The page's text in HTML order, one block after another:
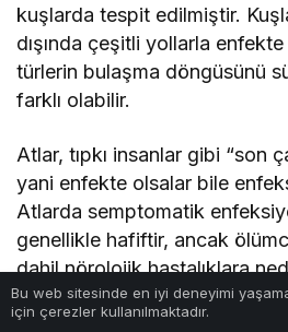
kuşlarda tespit edilmiştir.
dışında çeşitli yollarla
türlerin bulaşma döngüsünü
farklı olabilir.
Atlar, tıpkı insanlar gibi “son
yani enfekte olsalar bile
Atlarda semptomatik
genellikle hafiftir, ancak
dahil nörolojik hastalıklara
Önleme
Bu web sitesinde en iyi deneyimi
için çerezler kullanılmaktadır.
Anasayfa Akış